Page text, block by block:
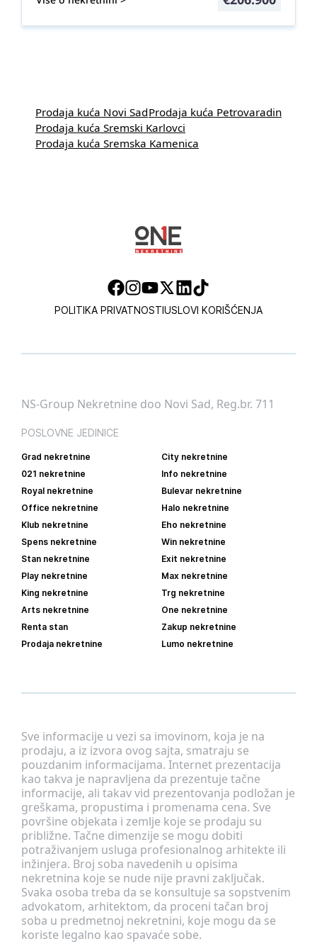
Prodaja kuća Novi SadProdaja kuća Petrovaradin
Prodaja kuća Sremski Karlovci
Prodaja kuća Sremska Kamenica
POLITIKA PRIVATNOSTIUSLOVI KORIŠĆENJA
Sve informacije u vezi sa imovinom, koja je na
prodaju, a iz izvora ovog sajta, smatraju se
pouzdanim informacijama. Internet prezentacija
kao takva je napravljena da prezentuje tačne
informacije, ali takav vid prezentovanja podložan je
greškama, propustima i promenama cena. Sve
površine objekata i zemlje koje se prodaju su
približne. Tačne dimenzije se mogu dobiti
potraživanjem usluga profesionalnog arhitekte ili
inžinjera. Broj soba navedenih u opisima
nekretnina koje se nude nije pravni zaključak.
Svaka osoba treba da se konsultuje sa sopstvenim
advokatom, arhitektom, da proceni tačan broj
soba u predmetnoj nekretnini, koje mogu da se
koriste legalno kao spavaće sobe.
NS-Group Nekretnine doo Novi Sad, Reg.br. 711
POSLOVNE JEDINICE
Grad nekretnine
City nekretnine
021 nekretnine
Info nekretnine
Royal nekretnine
Bulevar nekretnine
Office nekretnine
Halo nekretnine
Klub nekretnine
Eho nekretnine
Spens nekretnine
Win nekretnine
Stan nekretnine
Exit nekretnine
Play nekretnine
Max nekretnine
King nekretnine
Trg nekretnine
Arts nekretnine
One nekretnine
Renta stan
Zakup nekretnine
Prodaja nekretnine
Lumo nekretnine